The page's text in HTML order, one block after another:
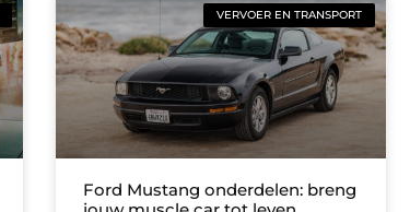
VERVOER EN TRANSPORT
Ford Mustang onderdelen: breng